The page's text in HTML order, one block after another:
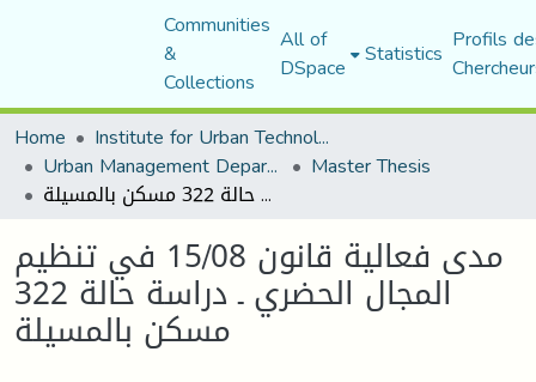
Communities
&
Collections
All of
DSpace Statistics Profils
Home
Institute for Urban Technology Management
Urban Management Department Master Thesis
مدى فعالية قانون 15/08 في تنظيم المجال الحضري ـ دراسة حالة 322 مسكن بالمسيلة
مدى فعالية قانون 15/08 في تنظيم
المجال الحضري ـ دراسة حالة 322
مسكن بالمسيلة